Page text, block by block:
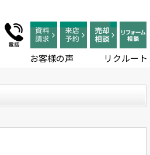
お客様の声 リクルート